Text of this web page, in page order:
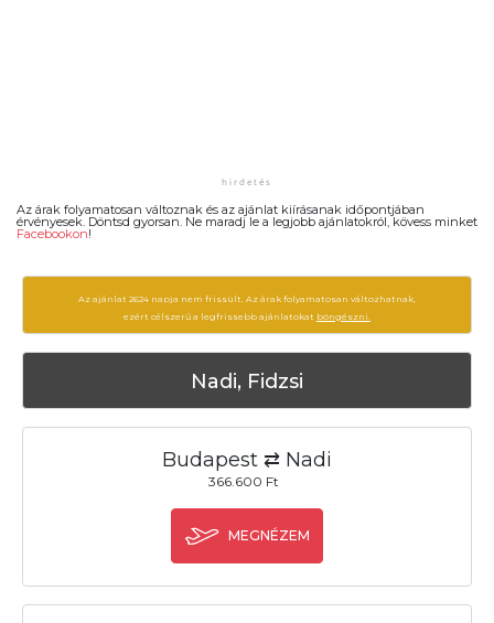
Az árak folyamatosan változnak és az ajánlat kiírásanak időpontjában
érvényesek. Döntsd gyorsan. Ne maradj le a legjobb ajánlatokról, kövess minket
Facebookon!
Az ajánlat 2624 napja nem frissült. Az árak folyamatosan változhatnak,
ezért célszerű a legfrissebb ajánlatokat böngészni.
Nadi, Fidzsi
Budapest ⇄ Nadi
366.600 Ft
MEGNÉZEM